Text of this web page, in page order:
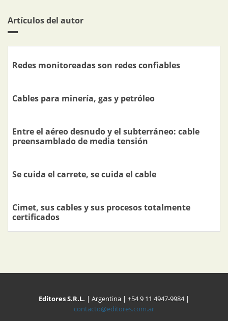
Artículos del autor
Redes monitoreadas son redes confiables
Cables para minería, gas y petróleo
Entre el aéreo desnudo y el subterráneo: cable
preensamblado de media tensión
Se cuida el carrete, se cuida el cable
Cimet, sus cables y sus procesos totalmente
certificados
Editores S.R.L. | Argentina | +54 9 11 4947-9984 |
contacto@editores.com.ar